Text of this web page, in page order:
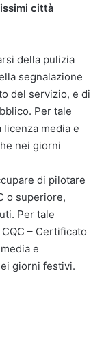
città
della pulizia
segnalazione
del servizio, e di
Per tale
media e
nei giorni
di pilotare
o superiore,
Per tale
– Certificato
e
giorni festivi.